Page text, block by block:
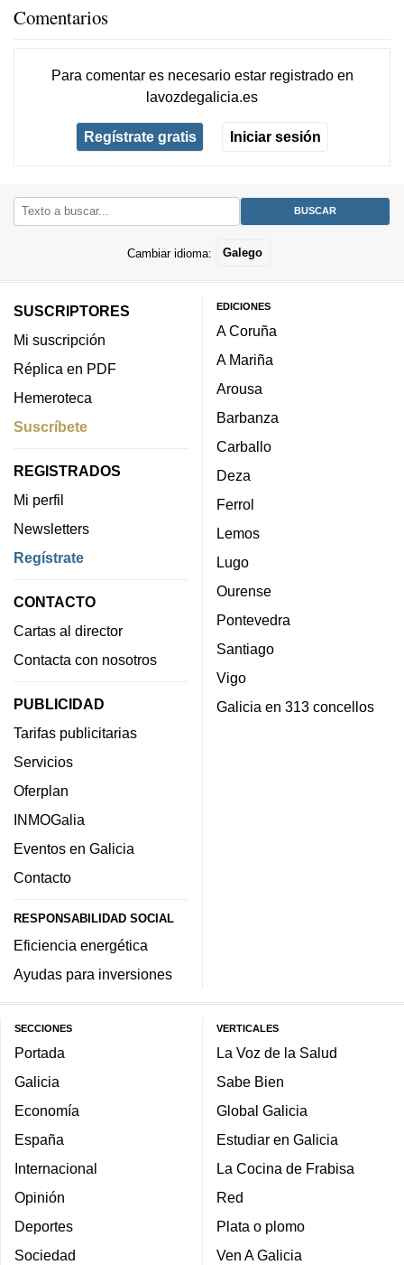
Comentarios
Para comentar es necesario estar registradoen
lavozdegalicia.es
Regístrate gratis Iniciar sesión
Cambiar idioma: Galego
SUSCRIPTORES
Mi suscripción
Réplica en PDF
Hemeroteca
Suscríbete
REGISTRADOS
Mi perfil
Newsletters
Regístrate
CONTACTO
Cartas al director
Contacta con nosotros
PUBLICIDAD
Tarifas publicitarias
Servicios
Oferplan
INMOGalia
Eventos en Galicia
Contacto
RESPONSABILIDAD SOCIAL
Eficiencia energética
Ayudas para inversiones
EDICIONES
A Coruña
A Mariña
Arousa
Barbanza
Carballo
Deza
Ferrol
Lemos
Lugo
Ourense
Pontevedra
Santiago
Vigo
Galicia en 313 concellos
SECCIONES
Portada
Galicia
Economía
España
Internacional
Opinión
Deportes
Sociedad
VERTICALES
La Voz de la Salud
Sabe Bien
Global Galicia
Estudiar en Galicia
La Cocina de Frabisa
Red
Plata o plomo
Ven A Galicia